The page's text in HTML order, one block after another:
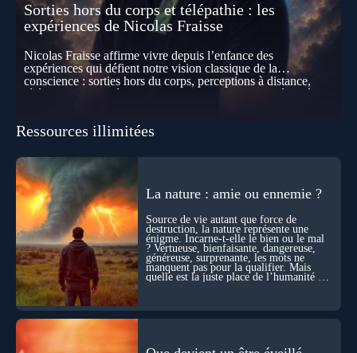
Sorties hors du corps et télépathie : les
expériences de Nicolas Fraisse
Nicolas Fraisse affirme vivre depuis l’enfance des
expériences qui défient notre vision classique de la
conscience : sorties hors du corps, perceptions à distance,
télépathie spontanée… Comment accueillir ces phénomènes
les pensées d’autrui ? Que deviennent l’espace, le temps… et
disparaître ? Au fil de cet échange, Nicolas raconte ses
expériences les plus troublantes : visions vérifiées,
explorations du cosmos, présence d’autres consciences
durant ses sorties, protocoles scientifiques… et toujours, cette
sensation étrange d’être relié à bien plus vaste que lui-même
! Sommes-nous à l’aube d’une révolution de la conscience ?
Sans doute. Mais encore faut-il accepter d’explorer ces
territoires avec lucidité, et rigueur…
Ressources illimitées
La nature : amie ou ennemie ?
Source de vie autant que force de
destruction, la nature représente une
énigme. Incarne-t-elle le bien ou le mal
? Vertueuse, bienfaisante, dangereuse,
généreuse, surprenante, les mots ne
manquent pas pour la qualifier. Mais
quelle est la juste place de l’humanité au